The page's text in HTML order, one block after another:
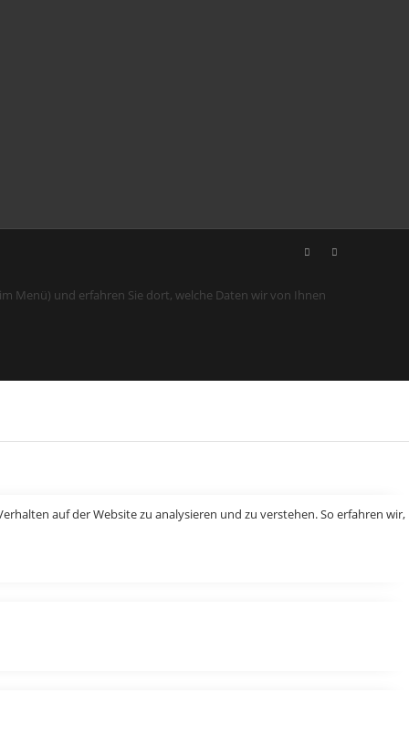
Menü) und erfahren Sie dort, welche Daten wir von Ihnen
auf der Website zu analysieren und zu verstehen. So erfahren wir,